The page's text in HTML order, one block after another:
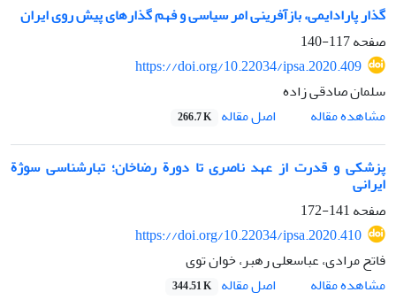
گذار پارادایمی، بازآفرینی امر سیاسی و فهم گذارهای پیش روی ایران
صفحه117-140
https://doi.org/10.22034/ipsa.2020.409
سلمان صادقی زاده
مشاهده مقاله
اصل مقاله 266.7 K
پزشکی و قدرت از عهد ناصری تا دورة رضاخان؛ تبارشناسی سوژة
ایرانی
صفحه141-172
https://doi.org/10.22034/ipsa.2020.410
فاتح مرادی، عباسعلی رهبر، خوان توی
مشاهده مقاله
اصل مقاله 344.51 K